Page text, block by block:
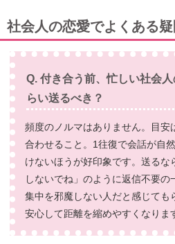
社会人の恋愛でよくある疑
Q. 付き合う前、忙しい社会
らい送るべき？
頻度のノルマはありません。目安
合わせること。1往復で会話が自
けないほうが好印象です。送るな
しないでね」のように返信不要
集中を邪魔しない人だと感じても
安心して距離を縮めやすくなりま